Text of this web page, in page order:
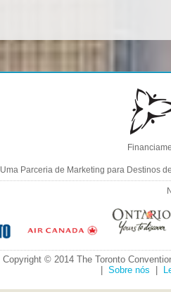
Uma Parceria de Marketing para Destinos
Copyright © 2014 The Toronto
Sobre nós